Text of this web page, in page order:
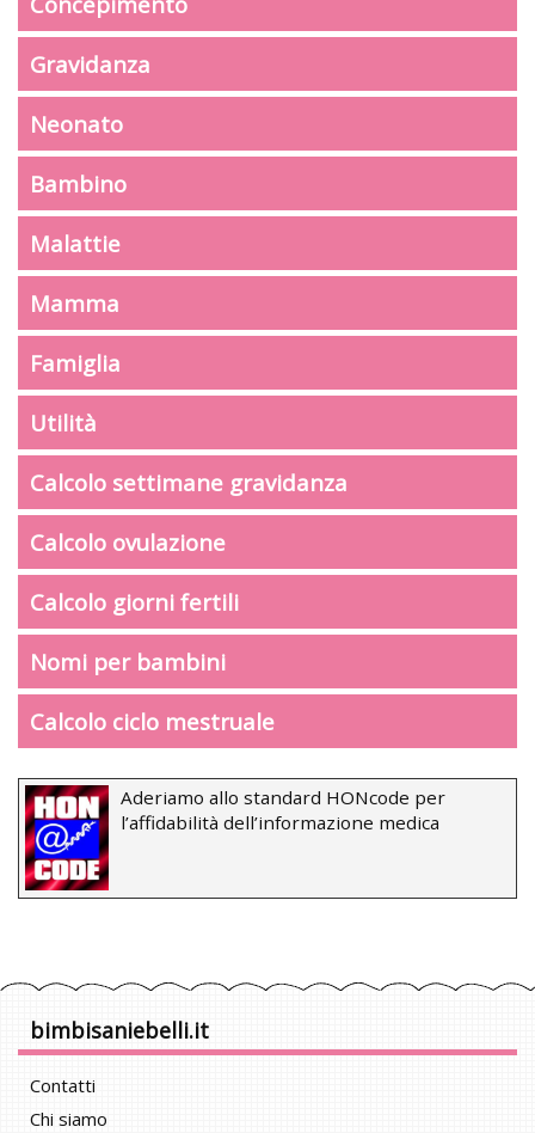
Gravidanza
Neonato
Bambino
Malattie
Mamma
Famiglia
Utilità
Calcolo settimane gravidanza
Calcolo ovulazione
Calcolo giorni fertili
Nomi per bambini
Calcolo ciclo mestruale
Aderiamo allo standard HONcode per
l’affidabilità dell’informazione medica
bimbisaniebelli.it
Contatti
Chi siamo